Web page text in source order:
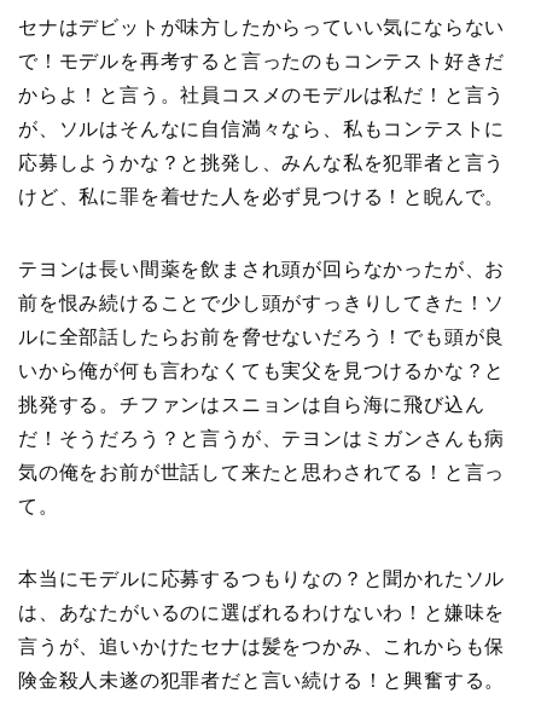
セナはデビットが味方したからっていい気にならない
で！モデルを再考すると言ったのもコンテスト好きだ
からよ！と言う。社員コスメのモデルは私だ！と言う
が、ソルはそんなに自信満々なら、私もコンテストに
応募しようかな？と挑発し、みんな私を犯罪者と言う
けど、私に罪を着せた人を必ず見つける！と睨んで。
テヨンは長い間薬を飲まされ頭が回らなかったが、お
前を恨み続けることで少し頭がすっきりしてきた！ソ
ルに全部話したらお前を脅せないだろう！でも頭が良
いから俺が何も言わなくても実父を見つけるかな？と
挑発する。チファンはスニョンは自ら海に飛び込ん
だ！そうだろう？と言うが、テヨンはミガンさんも病
気の俺をお前が世話して来たと思わされてる！と言っ
て。
本当にモデルに応募するつもりなの？と聞かれたソル
は、あなたがいるのに選ばれるわけないわ！と嫌味を
言うが、追いかけたセナは髪をつかみ、これからも保
険金殺人未遂の犯罪者だと言い続ける！と興奮する。